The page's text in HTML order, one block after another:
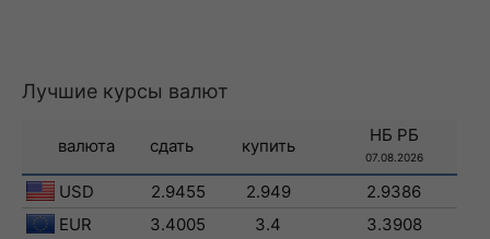
Лучшие курсы валют
валюта сдать купить
НБ РБ
07.08.2026
USD 2.9455 2.949
2.9386
EUR
3.4005 3.4
3.3908